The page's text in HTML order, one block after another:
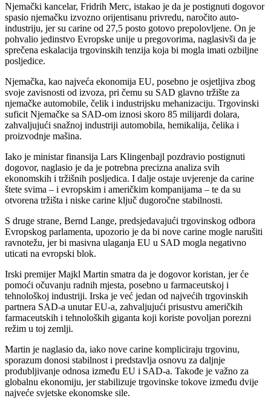
Njemački kancelar, Fridrih Merc, istakao je da je postignuti dogovor
spasio njemačku izvozno orijentisanu privredu, naročito auto-
industriju, jer su carine od 27,5 posto gotovo prepolovljene. On je
pohvalio jedinstvo Evropske unije u pregovorima, naglasivši da je
sprečena eskalacija trgovinskih tenzija koja bi mogla imati ozbiljne
posljedice.
Njemačka, kao najveća ekonomija EU, posebno je osjetljiva zbog
svoje zavisnosti od izvoza, pri čemu su SAD glavno tržište za
njemačke automobile, čelik i industrijsku mehanizaciju. Trgovinski
suficit Njemačke sa SAD-om iznosi skoro 85 milijardi dolara,
zahvaljujući snažnoj industriji automobila, hemikalija, čelika i
proizvodnje mašina.
Iako je ministar finansija Lars Klingenbajl pozdravio postignuti
dogovor, naglasio je da je potrebna precizna analiza svih
ekonomskih i tržišnih posljedica. I dalje ostaje uvjerenje da carine
štete svima – i evropskim i američkim kompanijama – te da su
otvorena tržišta i niske carine ključ dugoročne stabilnosti.
S druge strane, Bernd Lange, predsjedavajući trgovinskog odbora
Evropskog parlamenta, upozorio je da bi nove carine mogle narušiti
ravnotežu, jer bi masivna ulaganja EU u SAD mogla negativno
uticati na evropski blok.
Irski premijer Majkl Martin smatra da je dogovor koristan, jer će
pomoći očuvanju radnih mjesta, posebno u farmaceutskoj i
tehnološkoj industriji. Irska je već jedan od najvećih trgovinskih
partnera SAD-a unutar EU-a, zahvaljujući prisustvu američkih
farmaceutskih i tehnoloških giganta koji koriste povoljan porezni
režim u toj zemlji.
Martin je naglasio da, iako nove carine kompliciraju trgovinu,
sporazum donosi stabilnost i predstavlja osnovu za daljnje
produbljivanje odnosa između EU i SAD-a. Takođe je važno za
globalnu ekonomiju, jer stabilizuje trgovinske tokove između dvije
najveće svjetske ekonomske sile.